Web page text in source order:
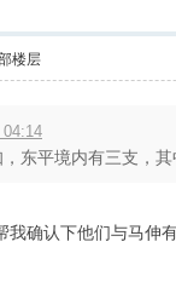
楼层
东平境内有三支，
确认下他们与马伸